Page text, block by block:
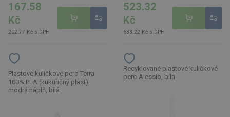
167.58
Kč
202.77 Kč s DPH
523.32
Kč
633.22 Kč s DPH
Plastové kuličkové pero Terra
100% PLA (kukuřičný plast),
modrá náplň, bílá
Recyklované plastové kuličkové
pero Alessio, bílá